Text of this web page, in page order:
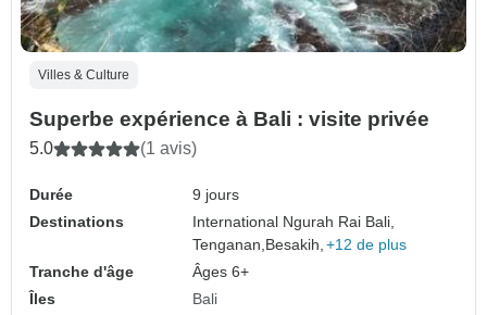
Villes & Culture
Superbe expérience à Bali : visite privée
5.0 (1 avis)
Durée
9 jours
Destinations
International Ngurah Rai Bali,
Tenganan, Besakih, +12 de plus
Tranche d'âge
Âges 6+
Îles
Bali